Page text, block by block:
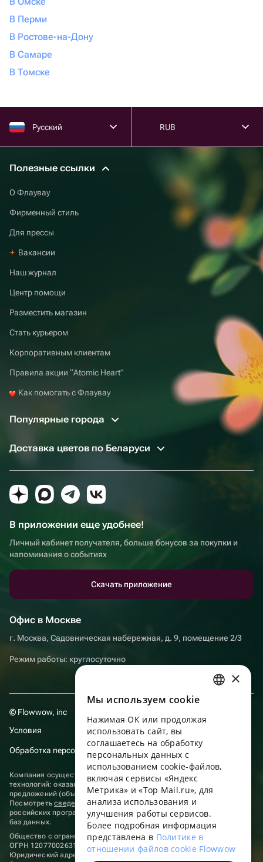
В Перми
В Ростове-на-Дону
В Самаре
В Томске
Русский RUB
Полезные ссылки
О Флаувау
Фирменный стиль
Для прессы
Вакансии
Наш журнал
Центр помощи
Разместить магазин
Стать курьером
Корпоративным клиентам
Правила акции “Atomic Heart”
Как помогать с Флаувау
Популярные города
Доставка цветов по Беларуси
В приложении еще удобнее!
Личный кабинет получателя, больше бонусов за покупки и
напоминания о событиях
Скачать приложение
Офис в Москве
г. Москва, Садовническая набережная, д. 9, помещение 2/3
Режим работы: круглосуточно
© Flowwow, inc
Условия
Обработка персональных данных
Компания осуществляет деятельность в области информационных
технологий: оказание услуг в сети “Интернет” по размещению
предложений (объявлений) продавцов о реализации товаров.
Посмотретьсведения о программах, включенных в реестр
российских программ для электронных вычислительных машин и
баз данных.
Общество с ограниченной ответственностью «ФЛАУВАУ»
ОГРН 1207700263198, ИНН 9702020445
Юридический адрес: г. Москва, вн.тер. г. Муниципальный округ
ENGLISH
UKRAINIAN
PORTUGUESE
FRENCH
×
Мы используем сookie
Нажимая ОК или продолжая
использовать сайт, вы
соглашаетесь на обработку
персональных данных с
использованием cookie-файлов,
включая сервисы «Яндекс
Метрика» и «Top Mail.ru», для
анализа использования и
улучшения работы сервисов.
Более подробная информация
представлена в Политике в
отношении файлов cookie Flowwow